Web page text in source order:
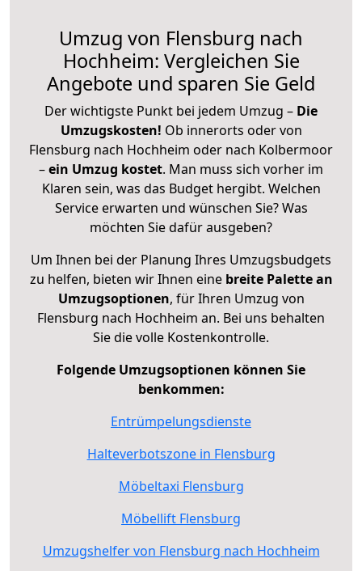
Umzug von Flensburg nach
Hochheim: Vergleichen Sie
Angebote und sparen Sie Geld
Der wichtigste Punkt bei jedem Umzug – Die
Umzugskosten! Ob innerorts oder von
Flensburg nach Hochheim oder nach Kolbermoor
–ein Umzug kostet. Man muss sich vorher im
Klaren sein, was das Budget hergibt. Welchen
Service erwarten und wünschen Sie? Was
möchten Sie dafür ausgeben?
Um Ihnen bei der Planung Ihres Umzugsbudgets
zu helfen, bieten wir Ihnen eine breite Palette an
Umzugsoptionen, für Ihren Umzug von
Flensburg nach Hochheim an. Bei uns behalten
Sie die volle Kostenkontrolle.
Folgende Umzugsoptionen können Sie
benkommen:
Entrümpelungsdienste
Halteverbotszone in Flensburg
Möbeltaxi Flensburg
Möbellift Flensburg
Umzugshelfer von Flensburg nach Hochheim